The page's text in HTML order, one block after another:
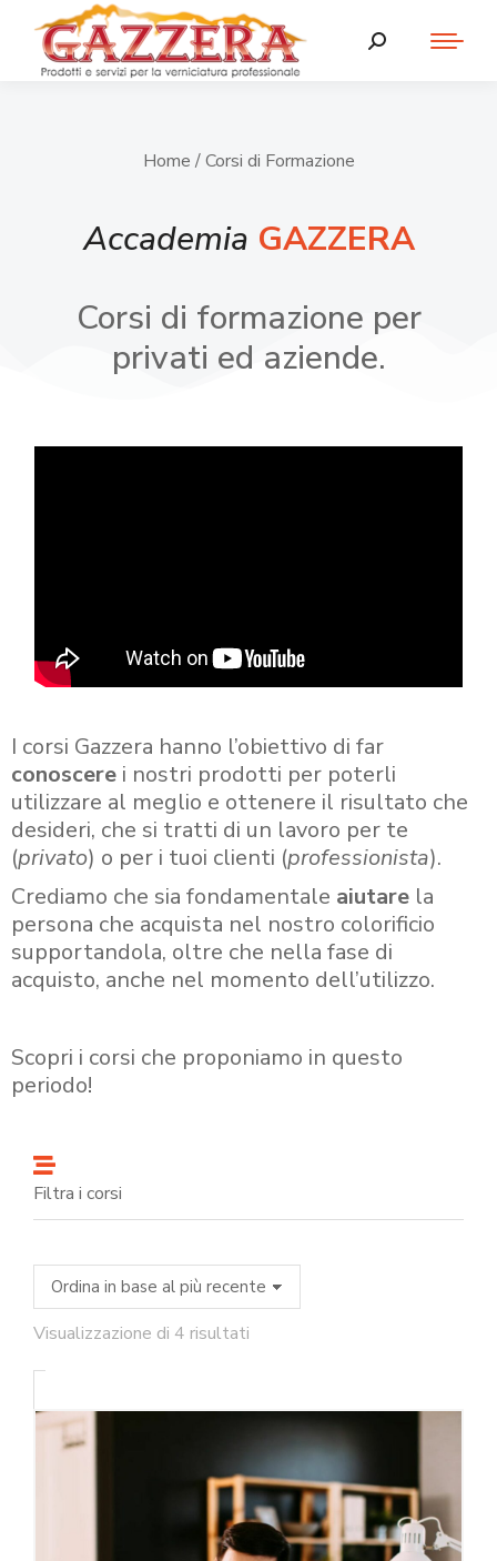
Home / Corsi di Formazione
Accademia GAZZERA
Corsi di formazione per
privati ed aziende.
I corsi Gazzera hanno l’obiettivo di far
conoscere i nostri prodotti per poterli
utilizzare al meglio e ottenere il risultato che
desideri, che si tratti di un lavoro per te
(privato) o per i tuoi clienti (professionista).
Crediamo che sia fondamentale aiutare la
persona che acquista nel nostro colorificio
supportandola, oltre che nella fase di
acquisto, anche nel momento dell’utilizzo.
Scopri i corsi che proponiamo in questo
periodo!
Filtra i corsi
Visualizzazione di 4 risultati